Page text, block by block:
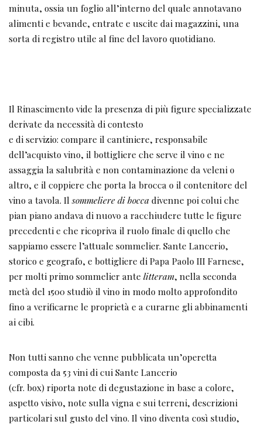
minuta, ossia un foglio all’interno del quale annotavano
alimenti e bevande, entrate e uscite dai magazzini, una
sorta di registro utile al fine del lavoro quotidiano.
Il Rinascimento vide la presenza di più figure specializzate
derivate da necessità di contesto
e di servizio: compare il cantiniere, responsabile
dell’acquisto vino, il bottigliere che serve il vino e ne
assaggia la salubrità e non contaminazione da veleni o
altro, e il coppiere che porta la brocca o il contenitore del
vino a tavola. Ilsommeliere di boccadivenne poi colui che
pian piano andava di nuovo a racchiudere tutte le figure
precedenti e che ricopriva il ruolo finale di quello che
sappiamo essere l’attuale sommelier. Sante Lancerio,
storico e geografo, e bottigliere di Papa Paolo III Farnese,
per molti primo sommelier ante litteram, nella seconda
metà del 1500 studiò il vino in modo molto approfondito
fino a verificarne le proprietà e a curarne gli abbinamenti
ai cibi.
Non tutti sanno che venne pubblicata un’operetta
composta da 53 vini di cui Sante Lancerio
(cfr. box) riporta note di degustazione in base a colore,
aspetto visivo, note sulla vigna e sui terreni, descrizioni
particolari sul gusto del vino. Il vino diventa così studio,